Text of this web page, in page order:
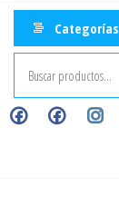
Categorías